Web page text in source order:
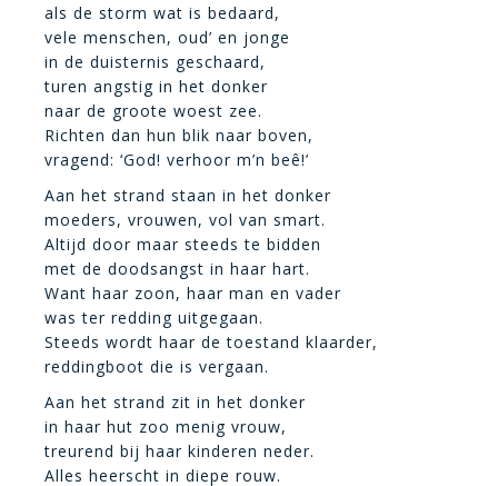
als de storm wat is bedaard,
vele menschen, oud’ en jonge
in de duisternis geschaard,
turen angstig in het donker
naar de groote woest zee.
Richten dan hun blik naar boven,
vragend: ‘God! verhoor m’n beê!’
Aan het strand staan in het donker
moeders, vrouwen, vol van smart.
Altijd door maar steeds te bidden
met de doodsangst in haar hart.
Want haar zoon, haar man en vader
was ter redding uitgegaan.
Steeds wordt haar de toestand klaarder,
reddingboot die is vergaan.
Aan het strand zit in het donker
in haar hut zoo menig vrouw,
treurend bij haar kinderen neder.
Alles heerscht in diepe rouw.